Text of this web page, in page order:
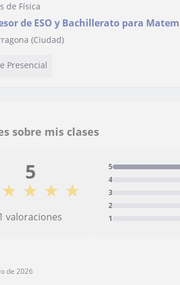
de Física
de ESO y Bachillerato para
(Ciudad)
Presencial
sobre mis clases
5
★ ★ ★ ★
valoraciones 1
2
3
4
5
de 2026